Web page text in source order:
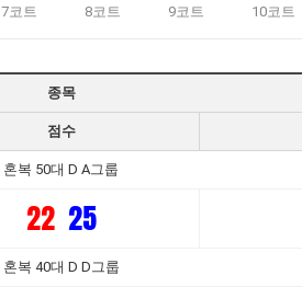
7코트 8코트 9코트 10코트
종목
점수
혼복 50대 D A그룹
22 25
혼복 40대 D D그룹